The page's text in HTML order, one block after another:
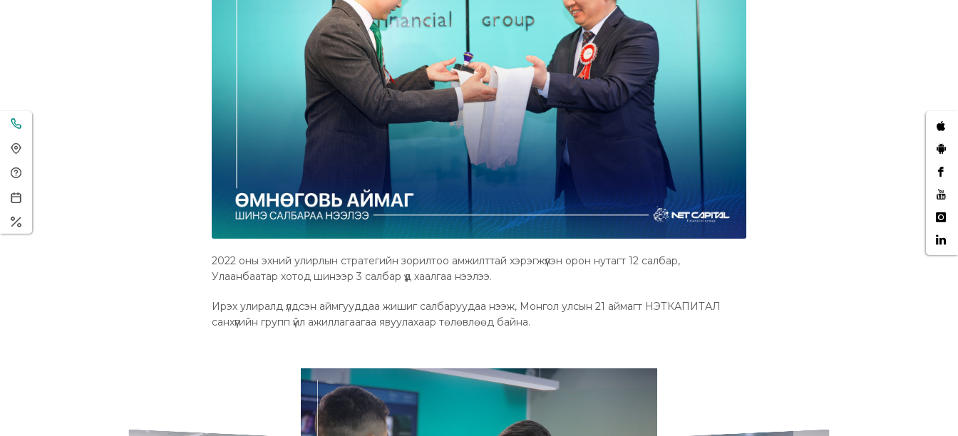
2022 оны эхний улирлын стратегийн зорилтоо амжилттай хэрэгжүүлэн орон нутагт 12 салбар,
Улаанбаатар хотод шинээр 3 салбар үүд хаалгаа нээлээ.
Ирэх улиралд үлдсэн аймгууддаа жишиг салбаруудаа нээж, Монгол улсын 21 аймагт НЭТКАПИТАЛ
санхүүгийн групп үйл ажиллагаагаа явуулахаар төлөвлөөд байна.